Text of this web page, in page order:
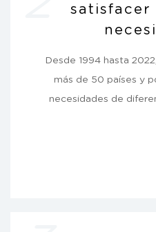
satisfacer
Desde 1994 hasta
más de 50 países y
necesidades de